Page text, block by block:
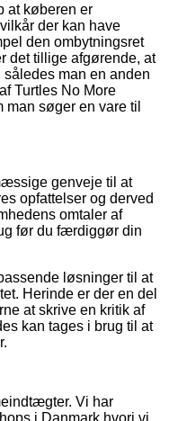
at køberen er
der kan have
den ombytningsret
det tillige afgørende, at
man en anden
Turtles No More
søger en vare til
genveje til at
opfattelser og derved
omtaler af
før du færdiggør din
løsninger til at
Herinde er der en del
at skrive en kritik af
kan tages i brug til at
Vi har
i Danmark hvori vi